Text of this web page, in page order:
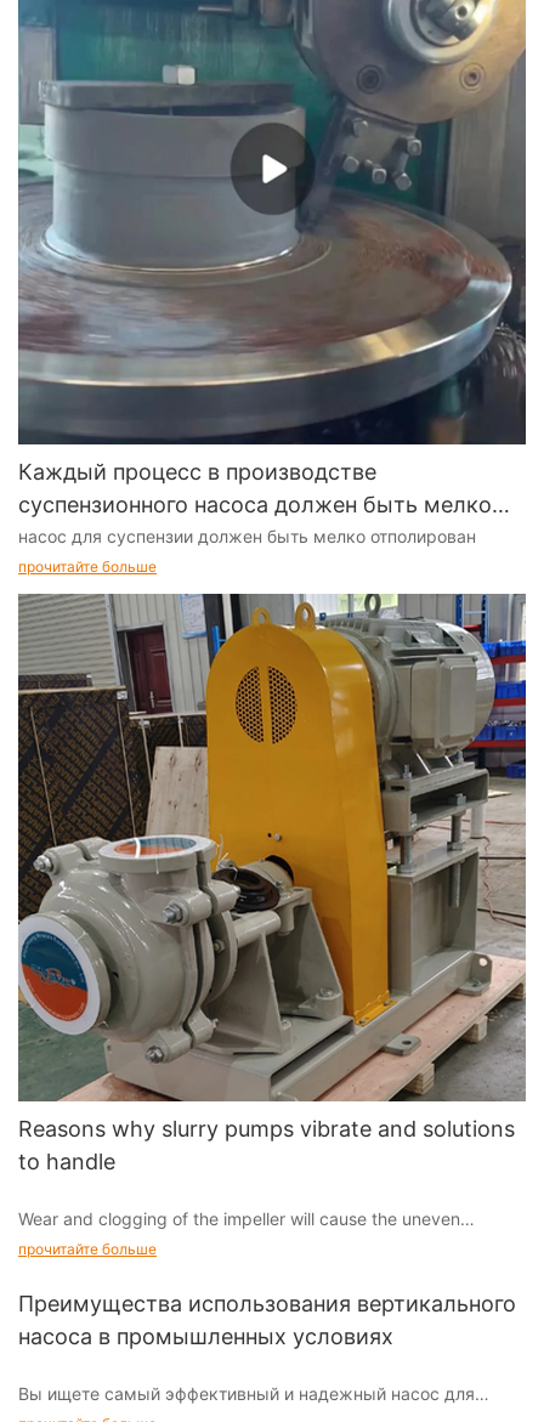
Каждый процесс в производстве
суспензионного насоса должен быть мелко
отполирован
насос для суспензии должен быть мелко отполирован
прочитайте больше
Reasons why slurry pumps vibrate and solutions
to handle
Wear and clogging of the impeller will cause the uneven
distribution of the impeller mass and then lead to vibration.
basis.
прочитайте больше
Преимущества использования вертикального
насоса в промышленных условиях
Вы ищете самый эффективный и надежный насос для